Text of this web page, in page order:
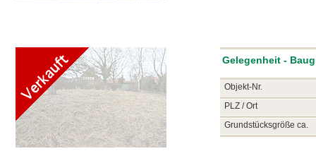
Gelegenheit -
Objekt-Nr.
PLZ / Ort
Grundstücksgröße ca.